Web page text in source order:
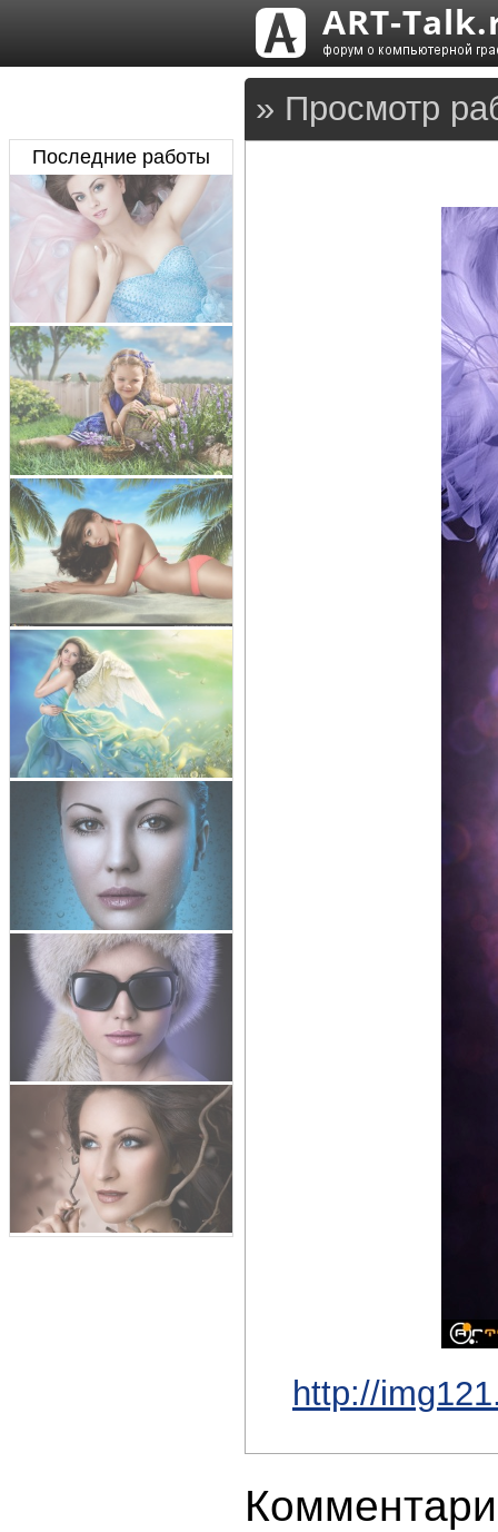
» Просмотр
http://
Последние работы